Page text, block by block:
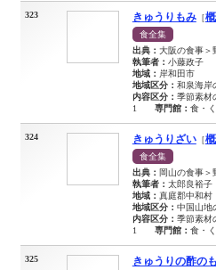
323 きゅうりもみ［
食全集
出典： 大阪の食事
執筆者： 小藤政子
地域： 岸和田市
地域区分： 和泉海岸
内容区分： 季節素材
1
専門館： 食・
324 きゅうりざい［
食全集
出典： 岡山の食事
執筆者： 太郎良裕子
地域： 真庭郡中和村
地域区分： 中国山地
内容区分： 季節素材
1
専門館： 食・
325 きゅうりの酢の